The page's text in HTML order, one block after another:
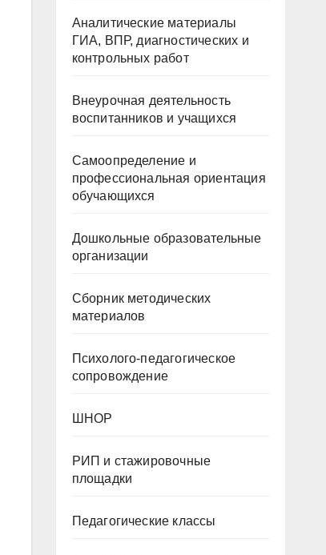
Аналитические материалы
ГИА, ВПР, диагностических и
контрольных работ
Внеурочная деятельность
воспитанников и учащихся
Самоопределение и
профессиональная ориентация
обучающихся
Дошкольные образовательные
организации
Сборник методических
материалов
Психолого-педагогическое
сопровождение
ШНОР
РИП и стажировочные
площадки
Педагогические классы